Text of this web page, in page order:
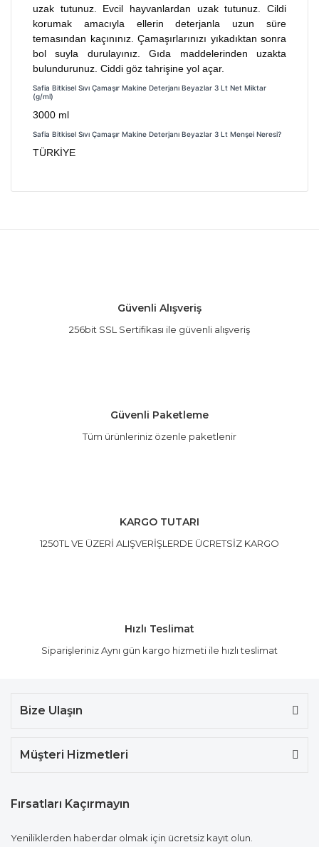
uzak tutunuz. Evcil hayvanlardan uzak tutunuz. Cildi
korumak amacıyla ellerin deterjanla uzun süre
temasından kaçınınız. Çamaşırlarınızı yıkadıktan sonra
bol suyla durulayınız. Gıda maddelerinden uzakta
bulundurunuz. Ciddi göz tahrişine yol açar.
Safia Bitkisel Sıvı Çamaşır Makine Deterjanı Beyazlar 3 Lt Net Miktar
(g/ml)
3000 ml
Safia Bitkisel Sıvı Çamaşır Makine Deterjanı Beyazlar 3 Lt Menşei Neresi?
TÜRKİYE
ve diğer konularda yetersiz gördüğünüz noktaları
Ürün açıklamasında eksik bilgiler bulunuyor.
Ürün bilgilerinde hatalar bulunuyor.
Güvenli Alışveriş
256bit SSL Sertifikası ile güvenli alışveriş
Güvenli Paketleme
Tüm ürünleriniz özenle paketlenir
KARGO TUTARI
1250TL VE ÜZERİ ALIŞVERİŞLERDE ÜCRETSİZ KARGO
Hızlı Teslimat
Siparişleriniz Aynı gün kargo hizmeti ile hızlı teslimat
Bize Ulaşın
Müşteri Hizmetleri
Fırsatları Kaçırmayın
Yeniliklerden haberdar olmak için ücretsiz kayıt olun.